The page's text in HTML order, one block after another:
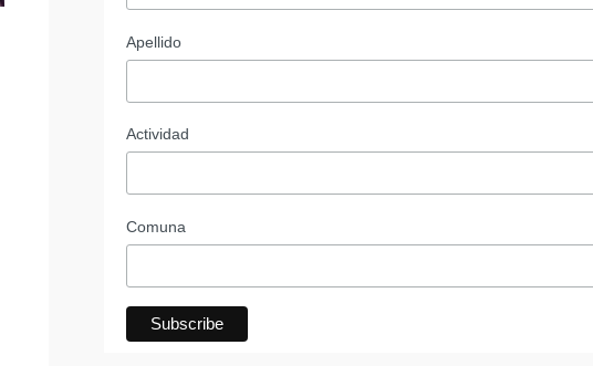
Apellido
Actividad
Comuna